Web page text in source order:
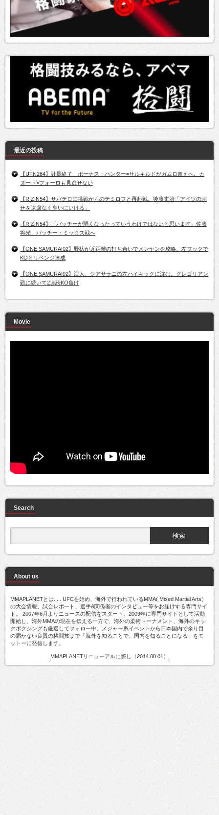
最近の投稿
【UFN284】計量終了 ボーナス・ハンター=サルキルドがガムロ超えへ。カ
ヌート×フォーロも見逃せない
【RIZIN54】サバテロに挑戦からのテミロフと再起戦。後藤丈治「アイツの幸
せを遠慮なく奪いにいける」
【RIZIN54】「パッチーが弱くなったっていうわけではないと思います」佐藤
将光、パッチー・ミックス戦へ
【ONE SAMURAI02】野杁が近距離の打ち合いでメンヤンを攻略。左フックで
KOとリベンジ達成
【ONE SAMURAI02】海人、シアサラニの左ハイキックに沈む。グレゴリアン
戦に続いて2連続KO負け
Movie
Search
About us
MMAPLANETとは..... UFCを始め、海外で行われているMMA( Mixed Martial Arts）
の大会情報、試合レポート、選手&関係者のインタビュー等をお届けする専門サイ
ト。 2007年6月よりニュースの配信をスタート。2009年に専門サイトとして活動
開始し、海外MMAの現在を伝える一方で、海外の柔術トーナメント、海外のキッ
クボクシングも厳選してフォロー中。メジャー系イベントから日本国内で余り目
の届かない良質の格闘技まで「海外を知ることで、国内を知ることになる」をモ
ットーに発信します。
MMAPLANETリニューアルに際し（2014.08.01）